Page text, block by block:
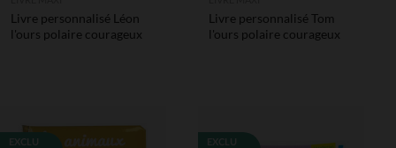
Livre personnalisé Léon
l'ours polaire courageux
Livre personnalisé Tom
l'ours polaire courageux
EXCLU
EXCLU